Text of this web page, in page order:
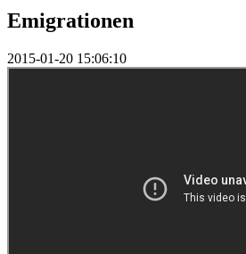
Emigrationen
2015-01-20 15:06:10